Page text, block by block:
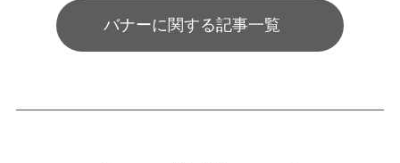
バナーに関する記事一覧